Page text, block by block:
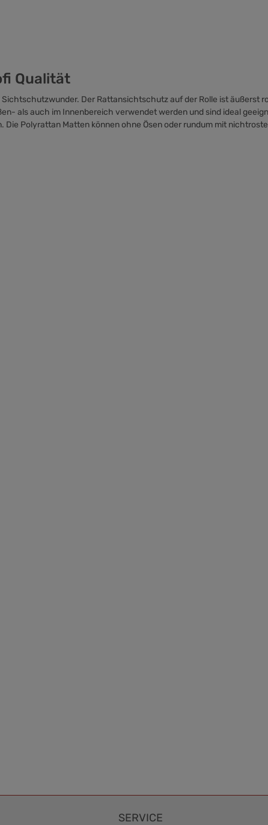
Qualität
Der Rattansichtschutz auf der Rolle ist äußerst
als auch im Innenbereich verwendet werden und sind ideal
Polyrattan Matten können ohne Ösen oder rundum mit
SERVICE